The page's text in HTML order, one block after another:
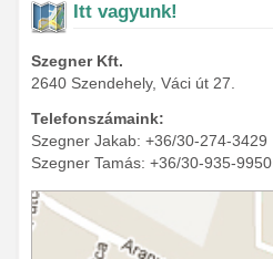
Itt vagyunk!
Szegner Kft.
2640 Szendehely, Váci út 27.
Telefonszámaink:
Szegner Jakab: +36/30-274-3429
Szegner Tamás: +36/30-935-9950